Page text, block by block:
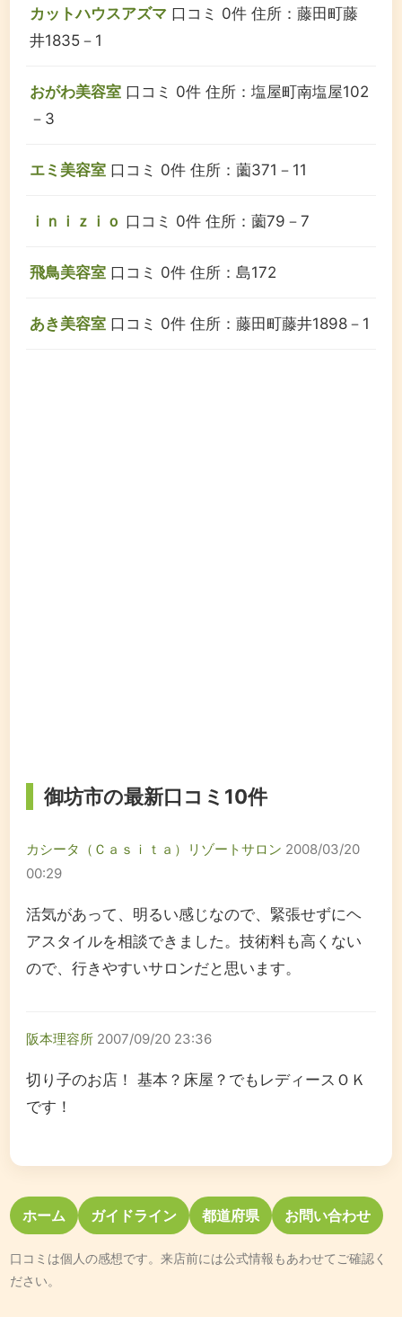
カットハウスアズマ 口コミ 0件 住所：藤田町藤
井1835－1
おがわ美容室 口コミ 0件 住所：塩屋町南塩屋102
－3
エミ美容室 口コミ 0件 住所：薗371－11
ｉｎｉｚｉｏ 口コミ 0件 住所：薗79－7
飛鳥美容室 口コミ 0件 住所：島172
あき美容室 口コミ 0件 住所：藤田町藤井1898－1
御坊市の最新口コミ10件
カシータ（Ｃａｓｉｔａ）リゾートサロン 2008/03/20
00:29
活気があって、明るい感じなので、緊張せずにヘ
アスタイルを相談できました。技術料も高くない
ので、行きやすいサロンだと思います。
阪本理容所 2007/09/20 23:36
切り子のお店！ 基本？床屋？でもレディースＯＫ
です！
ホーム ガイドライン 都道府県 お問い合わせ
口コミは個人の感想です。来店前には公式情報もあわせてご確認く
ださい。